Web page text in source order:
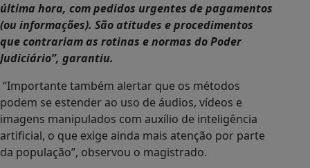
última hora, com pedidos urgentes de pagamentos
(ou informações). São atitudes e procedimentos
que contrariam as rotinas e normas do Poder
Judiciário”, garantiu.
“Importante também alertar que os métodos
podem se estender ao uso de áudios, vídeos e
imagens manipulados com auxílio de inteligência
artificial, o que exige ainda mais atenção por parte
da população”, observou o magistrado.